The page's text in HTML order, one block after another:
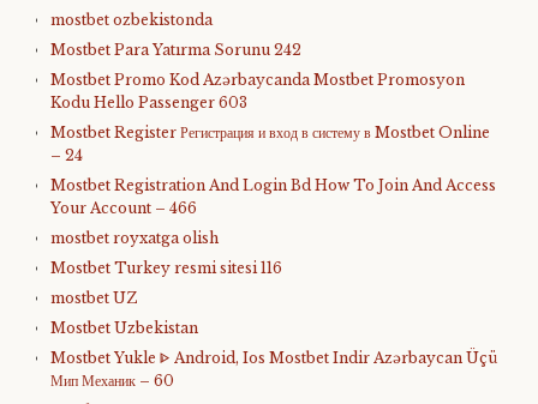
mostbet ozbekistonda
Mostbet Para Yatırma Sorunu 242
Mostbet Promo Kod Azərbaycanda Mostbet Promosyon
Kodu Hello Passenger 603
Mostbet Register Регистрация и вход в систему в Mostbet Online
– 24
Mostbet Registration And Login Bd How To Join And Access
Your Account – 466
mostbet royxatga olish
Mostbet Turkey resmi sitesi 116
mostbet UZ
Mostbet Uzbekistan
Mostbet Yukle ᐈ Android, Ios Mostbet Indir Azərbaycan Üçü
Мип Механик – 60